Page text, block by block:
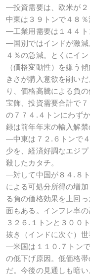
―投資需要は、欧米が２
中東は３９トンで４８％
―工業用需要は１４４ト
―国別ではインドが激減
４％の急減。とくにイ
（価格変動性）を嫌う
きさが購入意欲を削い
り、価格高騰による負
宝飾、投資需要合計で
の７７４.４トンにわず
録は前年年末の輸入解禁
―中東は７２.６トンで
少を、経済好調なエジ
殺したカタチ。
―対して中国が８４.８
による可処分所得の増
る負の価格効果を上回
面もある。インフレ率
３２６.１トンと３００
抜き（インドに次ぐ）世
―米国は１１０.７トン
の低下げ原因。低価格
だ。今後の見通しも暗い